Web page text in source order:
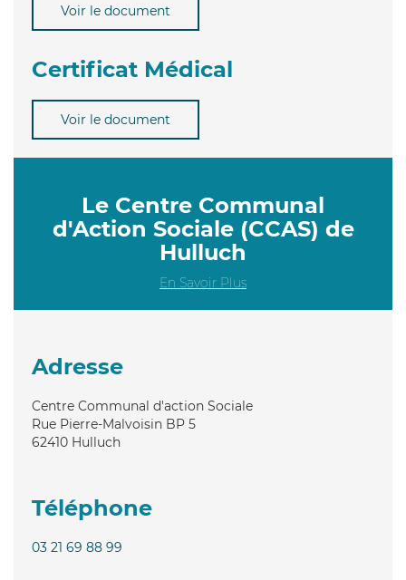
Voir le document
Certificat Médical
Voir le document
Le Centre Communal
d'Action Sociale (CCAS) de
Hulluch
En Savoir Plus
Adresse
Centre Communal d'action Sociale
Rue Pierre-Malvoisin BP 5
62410 Hulluch
Téléphone
03 21 69 88 99